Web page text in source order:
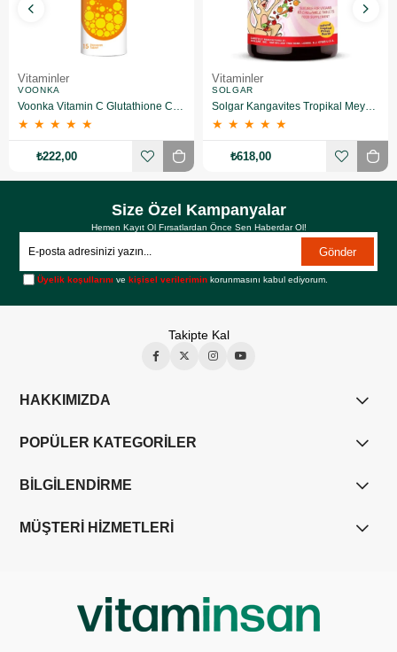
Vitaminler
VOONKA
Voonka Vitamin C Glutathione Complex Efervesan 15 Tablet
★ ★ ★ ★ ★
₺222,00
Vitaminler
SOLGAR
Solgar Kangavites Tropikal Meyve Aromalı 60 Tablet
★ ★ ★ ★ ★
₺618,00
Size Özel Kampanyalar
Hemen Kayıt Ol Fırsatlardan Önce Sen Haberdar Ol!
Gönder
Üyelik koşullarını vekişisel verilerimin korunmasını kabul ediyorum.
Takipte Kal
HAKKIMIZDA
POPÜLER KATEGORİLER
BİLGİLENDİRME
MÜŞTERİ HİZMETLERİ